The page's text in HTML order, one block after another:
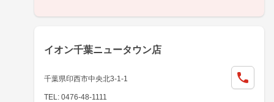
イオン千葉ニュータウン店
千葉県印西市中央北3-1-1
TEL: 0476-48-1111